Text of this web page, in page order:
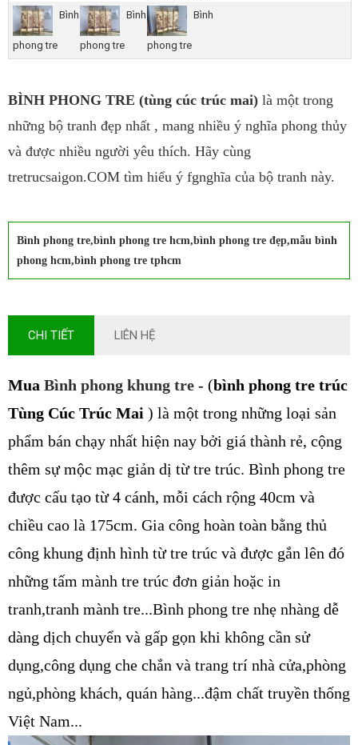
Bình
phong tre
Bình
phong tre
Bình
phong tre
BÌNH PHONG TRE (tùng cúc trúc mai) là một trong
những bộ tranh đẹp nhất , mang nhiều ý nghĩa phong thủy
và được nhiều người yêu thích. Hãy cùng
tretrucsaigon.COM tìm hiểu ý fgnghĩa của bộ tranh này.
Bình phong tre,bình phong tre hcm,bình phong tre đẹp,mẫu bình
phong hcm,bình phong tre tphcm
CHI TIẾT LIÊN HỆ
Mua Bình phong khung tre - (bình phong tre trúc
Tùng Cúc Trúc Mai ) là một trong những loại sản
phẩm bán chạy nhất hiện nay bởi giá thành rẻ, cộng
thêm sự mộc mạc giản dị từ tre trúc. Bình phong tre
được cấu tạo từ 4 cánh, mỗi cách rộng 40cm và
chiều cao là 175cm. Gia công hoàn toàn bằng thủ
công khung định hình từ tre trúc và được gắn lên đó
những tấm mành tre trúc đơn giản hoặc in
tranh,tranh mành tre...Bình phong tre nhẹ nhàng dễ
dàng dịch chuyển và gấp gọn khi không cần sử
dụng,công dụng che chắn và trang trí nhà cửa,phòng
ngủ,phòng khách, quán hàng...đậm chất truyền thống
Việt Nam...